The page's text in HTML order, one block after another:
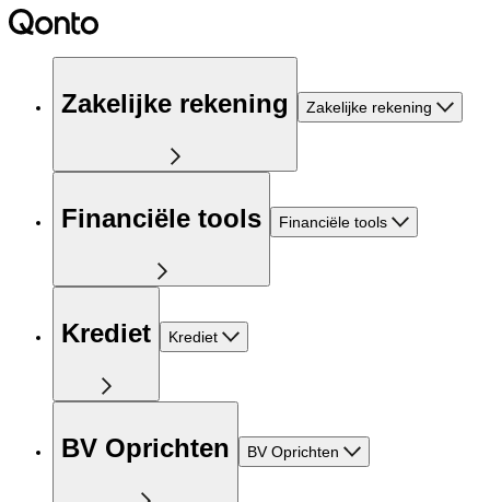
Zakelijke rekening Zakelijke rekening
Financiële tools Financiële tools
Krediet Krediet
BV Oprichten BV Oprichten